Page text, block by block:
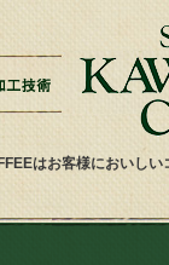
はお客様においし
バッグ加工
ッグ加工
コーヒー加工
煎
ジデザイン・印刷